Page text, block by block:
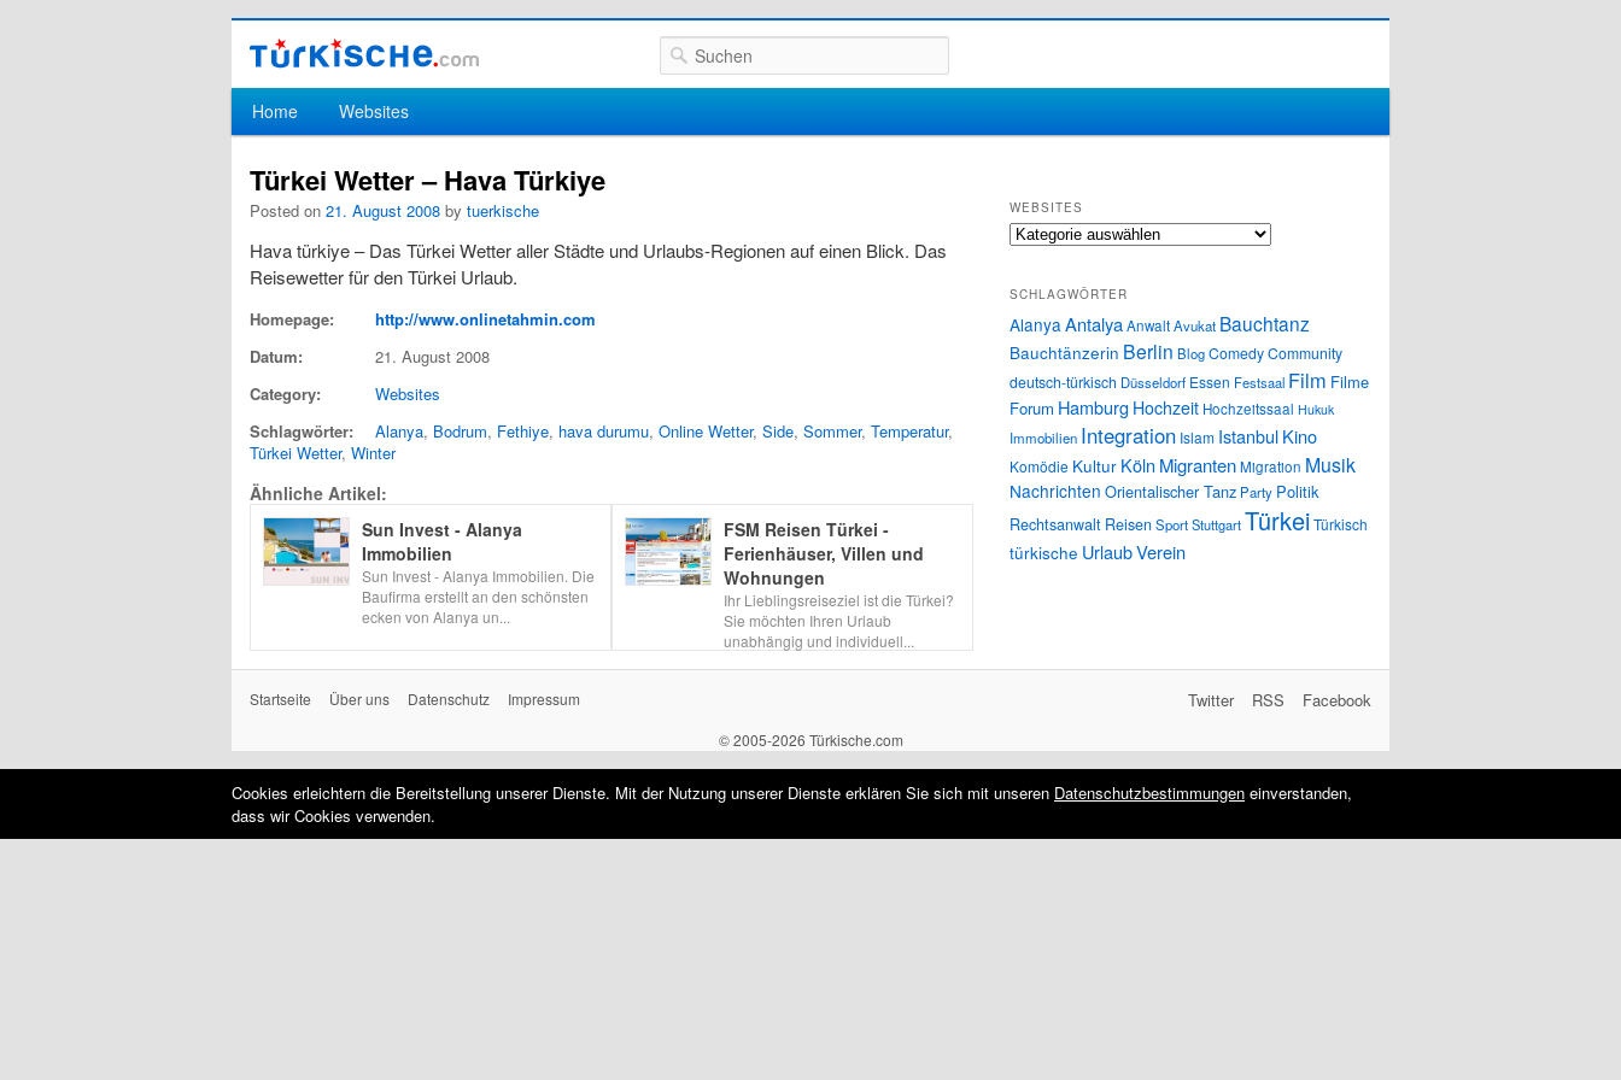
Suchen
Hauptmenü
Zum Inhalt wechseln
Zum sekundären Inhalt wechseln
Home Websites
Türkei Wetter – Hava Türkiye
Posted on 21. August 2008 by tuerkische
Hava türkiye – Das Türkei Wetter aller Städte und Urlaubs-Regionen auf einen Blick. Das
Reisewetter für den Türkei Urlaub.
Homepage:
http://www.onlinetahmin.com
Datum:
21. August 2008
Category:
Websites
Schlagwörter:
Alanya, Bodrum, Fethiye, hava durumu, Online Wetter, Side, Sommer, Temperatur,
Türkei Wetter, Winter
Ähnliche Artikel:
Sun Invest - Alanya
Immobilien
Sun Invest - Alanya Immobilien. Die
Baufirma erstellt an den schönsten
ecken von Alanya un...
FSM Reisen Türkei -
Ferienhäuser, Villen und
Wohnungen
Ihr Lieblingsreiseziel ist die Türkei?
Sie möchten Ihren Urlaub
unabhängig und individuell...
WEBSITES
Websites
SCHLAGWÖRTER
Alanya AntalyaAnwaltAvukat Bauchtanz
Bauchtänzerin Berlin BlogComedyCommunity
deutsch-türkisch Düsseldorf Essen Festsaal Film Filme
Forum Hamburg Hochzeit Hochzeitssaal Hukuk
Immobilien Integration Islam IstanbulKino
Komödie Kultur Köln MigrantenMigration Musik
Nachrichten Orientalischer Tanz Party Politik
Rechtsanwalt ReisenSportStuttgartTürkeiTürkisch
türkische UrlaubVerein
Startseite Über uns Datenschutz Impressum Facebook
RSS
Twitter
© 2005-2026 Türkische.com
Cookies erleichtern die Bereitstellung unserer Dienste. Mit der Nutzung unserer Dienste erklären Sie sich mit unseren Datenschutzbestimmungen einverstanden,
dass wir Cookies verwenden.